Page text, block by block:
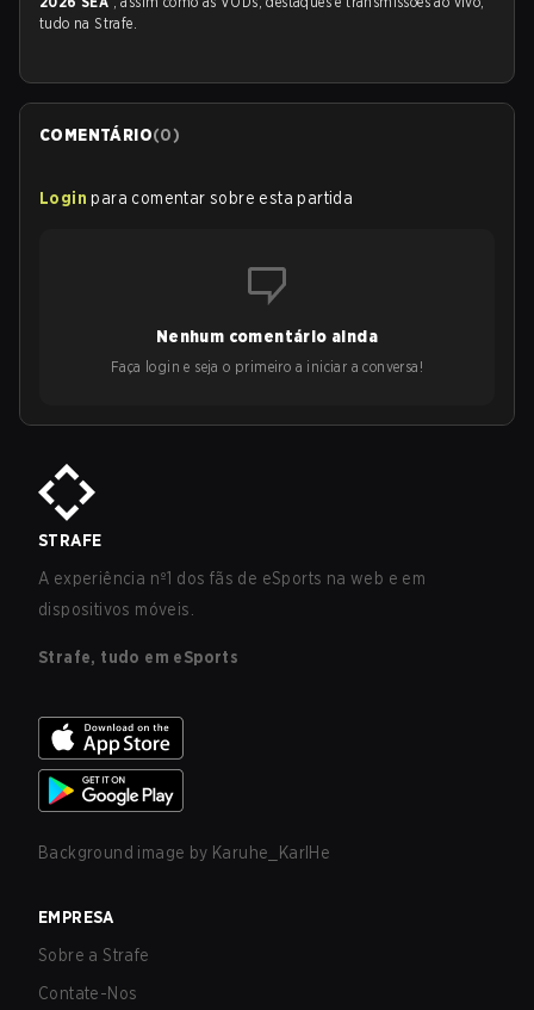
tudo na Strafe.
COMENTÁRIO(0)
Login para comentar sobre esta partida
Nenhum comentário ainda
Faça login e seja o primeiro a iniciar a conversa!
STRAFE
A experiência nº1 dos fãs de eSports na web e em
dispositivos móveis.
Strafe, tudo em eSports
Background image by Karuhe_KarlHe
EMPRESA
Sobre a Strafe
Contate-Nos